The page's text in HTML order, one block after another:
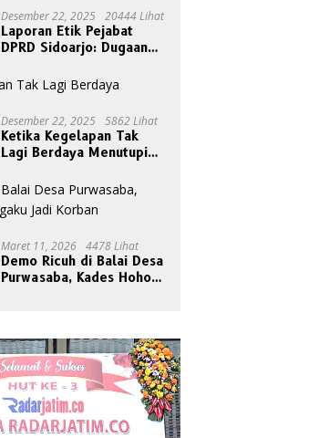
Desember 22, 2025 20444 Lihat
Laporan Etik Pejabat
DPRD Sidoarjo: Dugaan
Disorot Publik
Desember 22, 2025 5862 Lihat
Ketika Kegelapan Tak
Lagi Berdaya Menutupi
Maret 11, 2026 4478 Lihat
Demo Ricuh di Balai Desa
Purwasaba, Kades Hoho